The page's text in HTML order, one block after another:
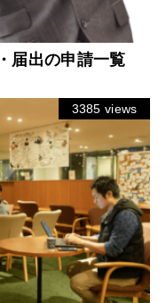
届出の申請一覧
3385 views